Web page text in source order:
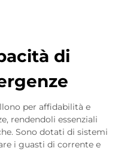
di
per affidabilità e
rendendoli essenziali
Sono dotati di sistemi
i guasti di corrente e